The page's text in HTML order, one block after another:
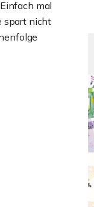
mal
spart nicht